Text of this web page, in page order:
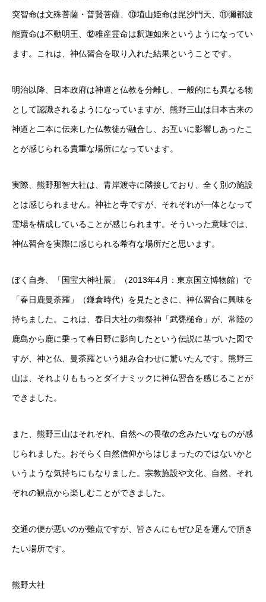
突智命は文殊菩薩・普賢菩薩、⑩埴山姫命は毘沙門天、⑪彌都波
能賣命は不動明王、⑫稚産霊命は釈迦如来というようになってい
ます。これは、神仏習合を取り入れた結果ということです。
明治以降、日本政府は神道と仏教を分離し、一般的にも異なる物
として認識されるようになっていますが、熊野三山は日本古来の
神道と二本に伝来した仏教徒が融合し、お互いに影響しあったこ
とが感じられる貴重な場所になっています。
実際、熊野那智大社は、青岸渡寺に隣接しており、全く別の施設
とは感じられません。神社と寺ですが、それぞれが一体となって
霊場を構成していることが感じられます。そういった意味では、
神仏習合を実際に感じられる希有な場所だと思います。
ぼく自身、「国宝大神社展」（2013年4月：東京国立博物館）で
「春日鹿曼荼羅」（鎌倉時代）を見たときに、神仏習合に興味を
持ちました。これは、春日大社の御祭神「武甕槌命」が、常陸の
鹿島から鹿に乗って春日野に影向したという伝説に基づいた図で
すが、神と仏、曼荼羅という組み合わせに驚いたんです。熊野三
山は、それよりももっとダイナミックに神仏習合を感じることが
できました。
また、熊野三山はそれぞれ、自然への畏敬の念みたいなものが感
じられました。おそらく自然信仰からはじまったのではないかと
いうような気持ちにもなりました。宗教施設や文化、自然、それ
ぞれの観点から楽しむことができました。
交通の便が悪いのが難点ですが、皆さんにもぜひ足を運んで頂き
たい場所です。
熊野大社